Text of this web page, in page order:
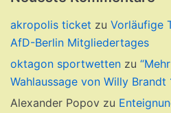
akropolis ticket zu Vorläufige
AfD-Berlin Mitgliedertages
oktagon sportwetten zu
Wahlaussage von Willy Brandt
Alexander Popov zu